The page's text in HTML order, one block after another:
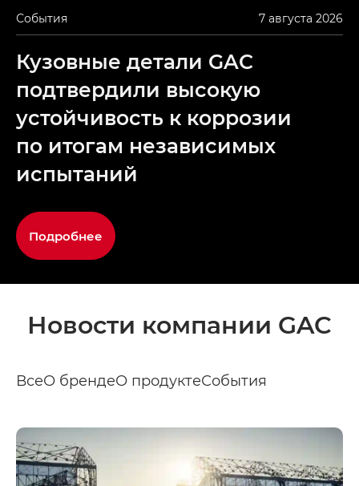
События 7 августа 2026
Кузовные детали GAC
подтвердили высокую
устойчивость к коррозии
по итогам независимых
испытаний
Подробнее
Новости компании GAC
ВсеО брендеО продуктеСобытия